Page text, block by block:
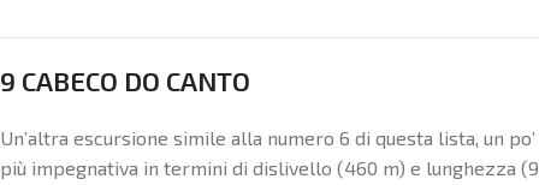
9 CABECO DO CANTO
Un’altra escursione simile alla numero 6 di questa lista, un po’
più impegnativa in termini di dislivello (460 m) e lunghezza (9